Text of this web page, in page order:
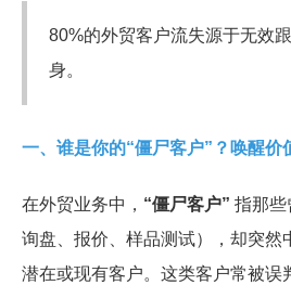
80%的外贸客户流失源于无效
身。
一、谁是你的“僵尸客户”？唤醒价
在外贸业务中， “僵尸客户” 指那些
询盘、报价、样品测试），却突然
潜在或现有客户。这类客户常被误